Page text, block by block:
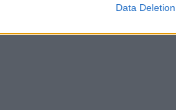
Data Deletion